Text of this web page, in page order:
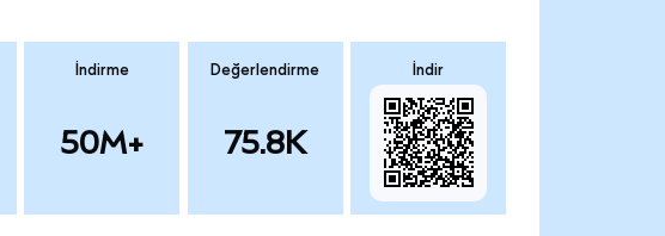
İndirme
50M+
Değerlendirme
75.8K
İndir